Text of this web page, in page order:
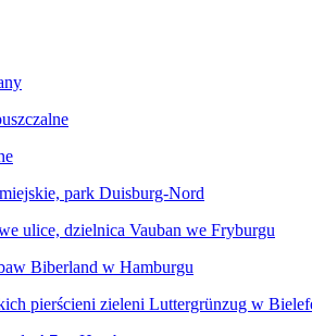
park Duisburg-Nord
ulice, dzielnica Vauban we Fryburgu
Biberland w Hamburgu
pierścieni zieleni Luttergrünzug w